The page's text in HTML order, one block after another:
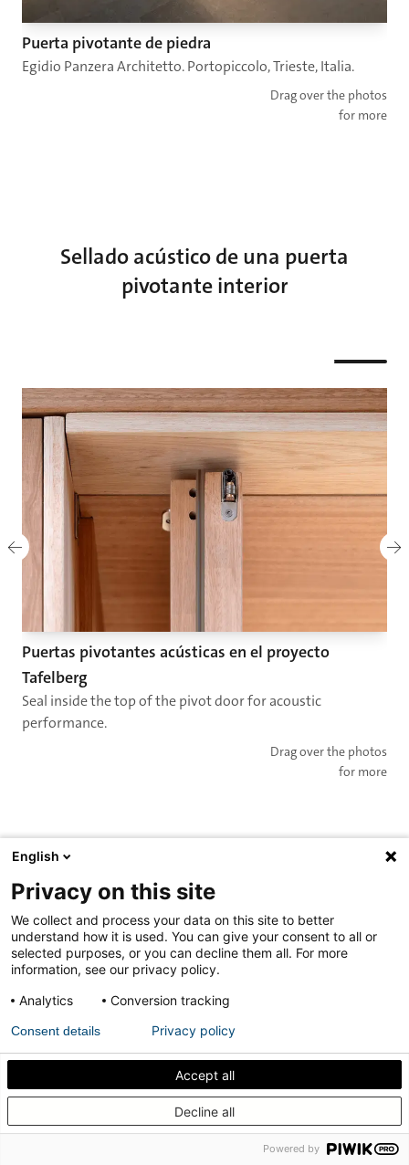
Puerta pivotante de piedra
Egidio Panzera Architetto. Portopiccolo, Trieste, Italia.
Drag over the photos
for more
Sellado acústico de una puerta
pivotante interior
Puertas pivotantes acústicas en el proyecto
Tafelberg
Seal inside the top of the pivot door for acoustic
performance.
Drag over the photos
for more
El sistema adecuado para su puerta
pivotante interior
¿Qué sistema se adapta a su puerta?
English
Privacy on this site
We collect and process your data on this site to better
understand how it is used. You can give your consent to all or
selected purposes, or you can decline them all. For more
information, see our privacy policy.
Analytics
Conversion tracking
Accept all
Decline all
Consent details Privacy policy
Powered by